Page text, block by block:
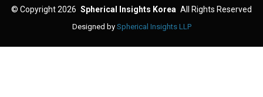
© Copyright 2026 Spherical Insights Korea All Rights Reserved
Designed by Spherical Insights LLP